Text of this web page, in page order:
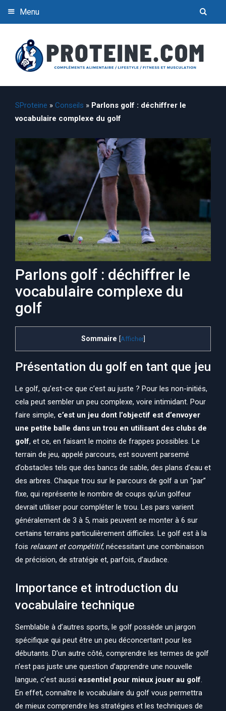
Menu
SProteine » Conseils » Parlons golf : déchiffrer le
vocabulaire complexe du golf
Parlons golf : déchiffrer le
vocabulaire complexe du
golf
Sommaire [Afficher]
Présentation du golf en tant que jeu
Le golf, qu’est-ce que c’est au juste ? Pour les non-initiés,
cela peut sembler un peu complexe, voire intimidant. Pour
faire simple, c’est un jeu dont l’objectif est d’envoyer
une petite balle dans un trou en utilisant des clubs de
golf, et ce, en faisant le moins de frappes possibles. Le
terrain de jeu, appelé parcours, est souvent parsemé
d’obstacles tels que des bancs de sable, des plans d’eau et
des arbres. Chaque trou sur le parcours de golf a un “par”
fixe, qui représente le nombre de coups qu’un golfeur
devrait utiliser pour compléter le trou. Les pars varient
généralement de 3 à 5, mais peuvent se monter à 6 sur
certains terrains particulièrement difficiles. Le golf est à la
fois relaxant et compétitif, nécessitant une combinaison
de précision, de stratégie et, parfois, d’audace.
Importance et introduction du
vocabulaire technique
Semblable à d’autres sports, le golf possède un jargon
spécifique qui peut être un peu déconcertant pour les
débutants. D’un autre côté, comprendre les termes de golf
n’est pas juste une question d’apprendre une nouvelle
langue, c’est aussi essentiel pour mieux jouer au golf.
En effet, connaître le vocabulaire du golf vous permettra
de mieux comprendre les stratégies et les techniques de